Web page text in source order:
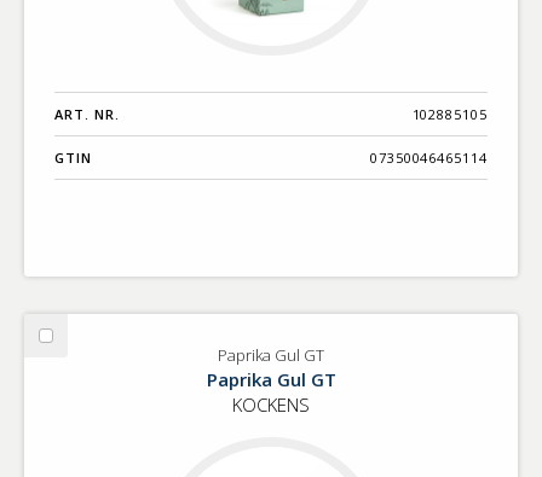
ART. NR. 102885105
GTIN 07350046465114
Välj
Paprika Gul GT
Paprika Gul GT
KOCKENS